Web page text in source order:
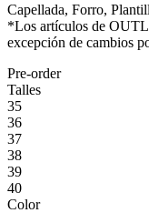
Capellada, Forro,
*Los artículos de
excepción de cambios
Pre-order
Talles
35
36
37
38
39
40
Color